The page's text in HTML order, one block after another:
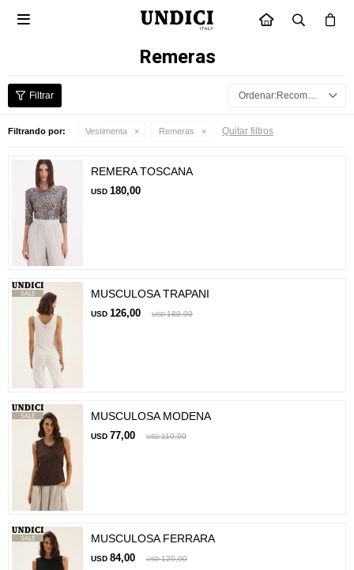
INICIO

Remeras
Recomendados
Filtrando por: Vestimenta Remeras Quitar filtros
REMERA TOSCANA
USD 180,00
MUSCULOSA TRAPANI
USD 126,00 USD 180,00
MUSCULOSA MODENA
USD 77,00 USD 110,00
MUSCULOSA FERRARA
USD 84,00 USD 120,00